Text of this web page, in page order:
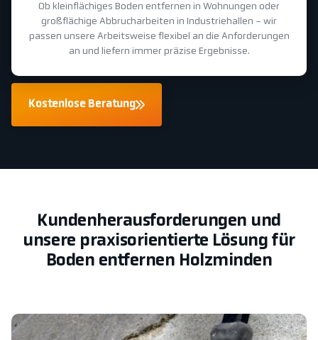
Ob kleinflächiges Boden entfernen in Wohnungen oder
großflächige Abbrucharbeiten in Industriehallen - wir
passen unsere Arbeitsweise flexibel an die Anforderungen
an und liefern immer präzise Ergebnisse.
Kostenlose Beratung
Kundenherausforderungen und
unsere praxisorientierte Lösung für
Boden entfernen Holzminden